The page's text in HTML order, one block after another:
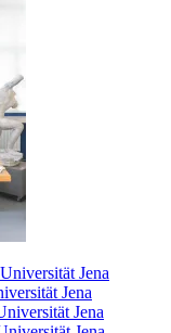
Jena
Jena
Jena